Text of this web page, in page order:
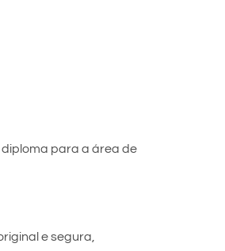
para a área de
e segura,